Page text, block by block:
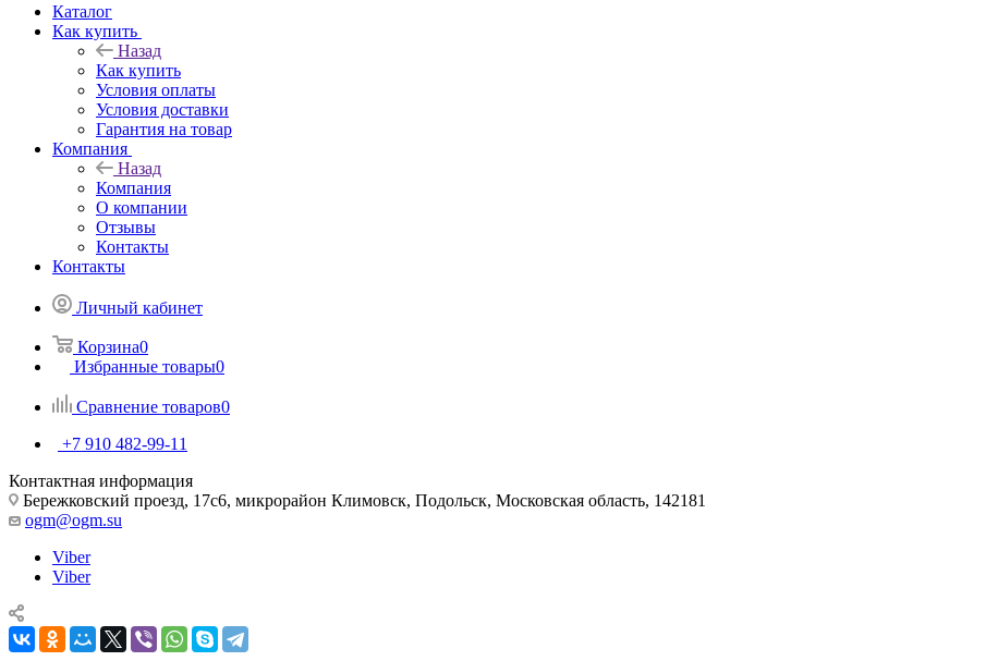
Каталог
Как купить
Назад
Как купить
Условия оплаты
Условия доставки
Гарантия на товар
Компания
Назад
Компания
О компании
Отзывы
Контакты
Контакты
Личный кабинет
Корзина0
Избранные товары0
Сравнение товаров0
+7 910 482-99-11
Контактная информация
Бережковский проезд, 17с6, микрорайон Климовск, Подольск, Московская область, 142181
ogm@ogm.su
Viber
Viber